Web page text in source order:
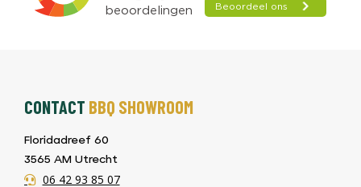
CONTACT BBQ SHOWROOM
Floridadreef 60
3565 AM Utrecht
06 42 93 85 07